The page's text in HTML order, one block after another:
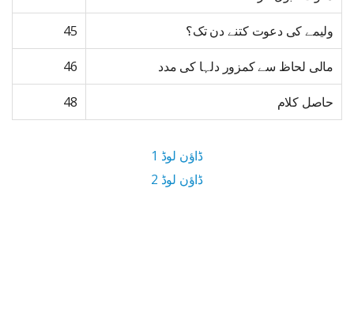
ولیمے کی دعوت کتنے دن تک؟ 45
مالی لحاظ سے کمزور دلہا کی مدد 46
حاصل کلام 48
ڈاؤن لوڈ 1
ڈاؤن لوڈ 2